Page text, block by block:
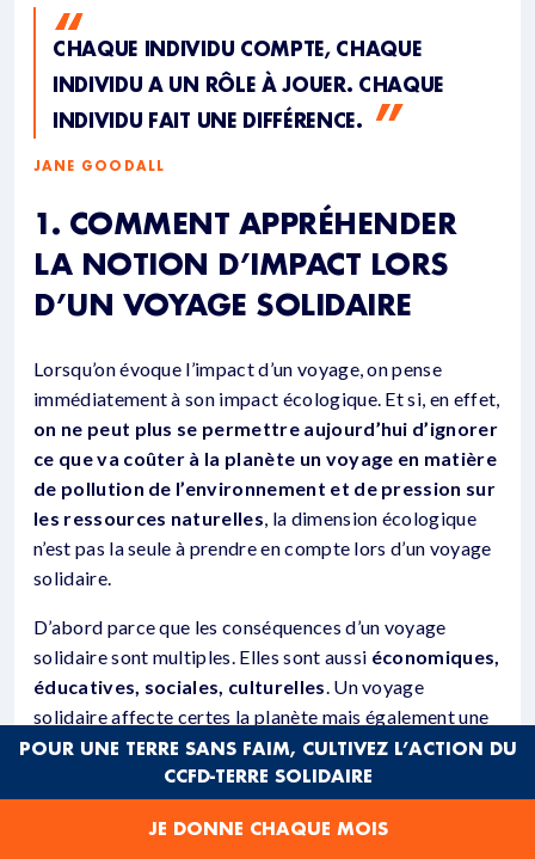
CHAQUE INDIVIDU COMPTE, CHAQUE
INDIVIDU A UN RÔLE À JOUER. CHAQUE
INDIVIDU FAIT UNE DIFFÉRENCE.
JANE GOODALL
1. COMMENT APPRÉHENDER
LA NOTION D’IMPACT LORS
D’UN VOYAGE SOLIDAIRE
Lorsqu’on évoque l’impact d’un voyage, on pense
immédiatement à son impact écologique. Et si, en effet,
on ne peut plus se permettre aujourd’hui d’ignorer
ce que va coûter à la planète un voyage en matière
de pollution de l’environnement et de pression sur
les ressources naturelles, la dimension écologique
n’est pas la seule à prendre en compte lors d’un voyage
solidaire.
D’abord parce que les conséquences d’un voyage
solidaire sont multiples. Elles sont aussi économiques,
éducatives, sociales, culturelles. Un voyage
solidaire affecte certes la planète mais également une
communauté, et chaque participant·e. Ensuite parce
cette expérience est souvent très riche. Elle est
initiatrice de paix et transformatrice pour le ou la jeune
qui la vit. Ces voyages sont vécus à des moments
POUR UNE TERRE SANS FAIM, CULTIVEZ L’ACTION DU
CCFD-TERRE SOLIDAIRE
JE DONNE CHAQUE MOIS